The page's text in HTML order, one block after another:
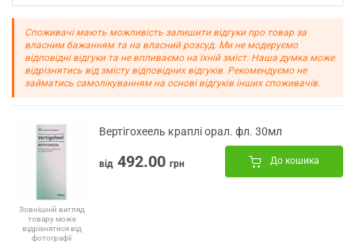
Споживачі мають можливість залишити відгуки про товар за
власним бажанням та на власний розсуд. Ми не модеруємо
відповідні відгуки та не впливаємо на їхній зміст. Наша думка може
відрізнятись від змісту відповідних відгуків. Рекомендуємо не
займатись самолікуванням на основі відгуків інших споживачів.
Зовнішній вигляд
товару може
відрізнятися від
фотографії
Вертігохеель краплі орал. фл. 30мл
від 492.00 грн До кошика